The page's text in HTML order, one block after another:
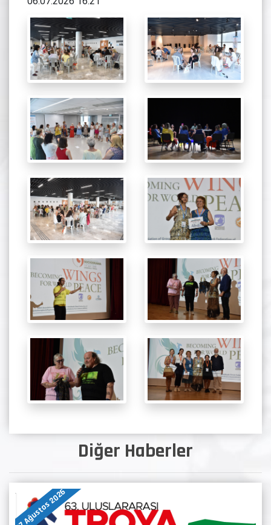
Diğer Haberler
07 Ağustos 2026